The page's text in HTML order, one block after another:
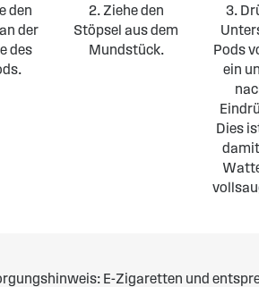
den
der
des
2. Ziehe den
Stöpsel aus dem
Mundstück.
3.
Pods
ein
Dies
E-Zigaretten und